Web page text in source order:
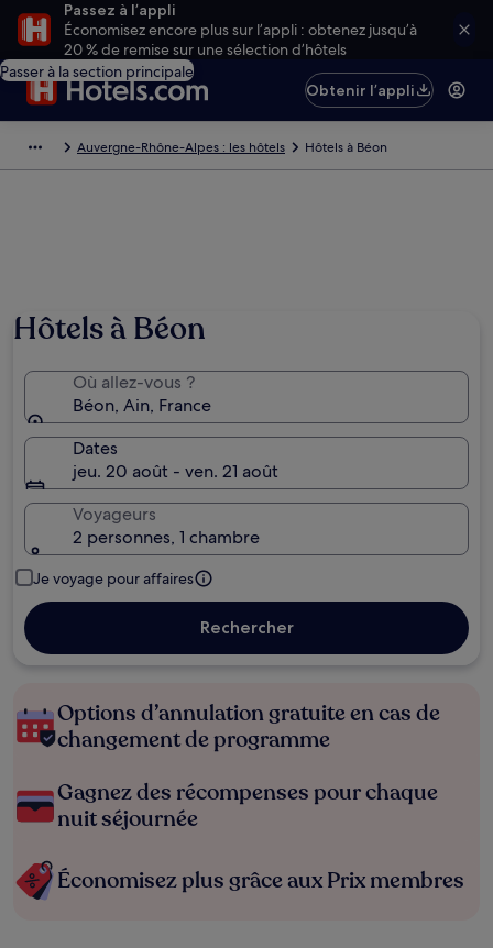
Passez à l’appli
Économisez encore plus sur l’appli : obtenez jusqu’à
20 % de remise sur une sélection d’hôtels
Passer à la section principale
Obtenir l’appli
Auvergne-Rhône-Alpes : les hôtels Hôtels à Béon
Hôtels à Béon
Où allez-vous ?
Béon, Ain, France
Dates
jeu. 20 août - ven. 21 août
Voyageurs
2 personnes, 1 chambre
Je voyage pour affaires
Rechercher
Options d’annulation gratuite en cas de
changement de programme
Gagnez des récompenses pour chaque
nuit séjournée
Économisez plus grâce aux Prix membres